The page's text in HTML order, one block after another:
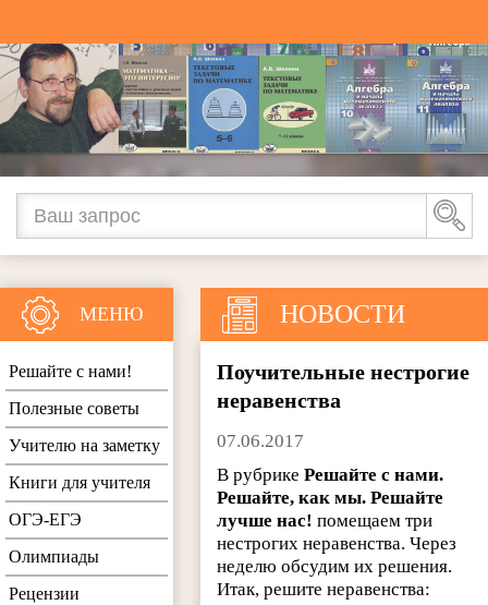
НОВОСТИ
Поучительные нестрогие
неравенства
07.06.2017
В рубрикеРешайте с нами.
Решайте, как мы. Решайте
лучше нас! помещаем три
нестрогих неравенства. Через
неделю обсудим их решения.
Итак, решите неравенства:
МЕНЮ
Решайте с нами!
Полезные советы
Учителю на заметку
Книги для учителя
ОГЭ-ЕГЭ
Олимпиады
Рецензии